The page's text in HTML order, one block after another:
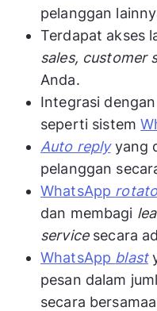
pelanggan
Terdapat akses
sales, customer
Anda.
Integrasi
seperti sistem
Auto replyyang
pelanggan
WhatsApp
dan membagi
servicesecara
WhatsApp blast
pesan dalam
secara